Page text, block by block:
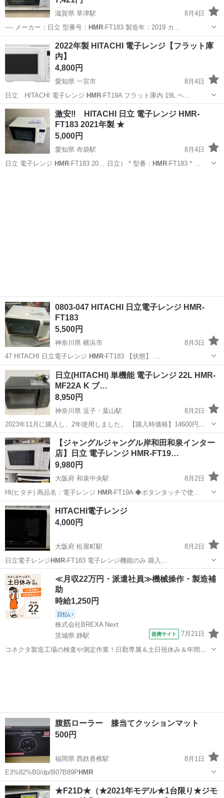
滋賀県 草津駅
8月4日
---- メーカー：日立 型番号： HMR-FT183 製造年：2019 カ…
草津駅 キッチン家電
2022年製 HITACHI 電子レンジ【フラット庫
内】
4,800円
愛知県 一宮市
8月4日
日立 HITACHI 電子レンジ HMR-FT19A フラット庫内 19L ヘ…
愛知 一宮市 キッチン家電
激安‼️ HITACHI 日立 電子レンジ HMR-
FT183 2021年製 ★
5,000円
愛知県 布袋駅
8月4日
日立 電子レンジ HMR-FT183 20… 日立） * 型番： HMR-FT183 * …
0803-047 HITACHI 日立電子レンジ HMR-
FT183
5,500円
神奈川県 横浜市
8月3日
47 HITACHI 日立電子レンジ HMR -FT183 【状態】 …
神奈川 横浜市 キッチン家電 HMR
日立(HITACHI) 単機能 電子レンジ 22L HMR-
MF22A K ブ…
8,950円
神奈川県 逗子・葉山駅
8月2日
2023年11月に購入し、2年使用しました。 【購入時価格】14600円
【傷などの状態】とくに目立った傷はありません。 【アピールポイン
ト】状態はよく、特に問題なく使えます。 【希望取引場所】逗子市
【注意点】箱はありませ...
神奈川 逗子市 逗子・葉山駅 キッチン家電
【ジャングルジャングル岸和田和泉インター
店】日立 電子レンジ HMR-FT19…
9,980円
大阪府 和泉中央駅
8月2日
HI(ヒタチ) 商品名：電子レンジ HMR -FT19A ◆ボタンタッチで使…
大阪 和泉市 和泉中央駅
HITACHI電子レンジ
4,000円
大阪府 松屋町駅
8月2日
日立電子レンジHMR-FT183 電子レンジ機能のみ 購入…
大阪 大阪市 松屋町駅 キッチン家電 HITACHI
≪月収22万円・派遣社員≫機械操作・製造補
助
時給1,250円
日払い
株式会社BREXA Next
茨城県 静駅
提携サイト 7月21日
コネクタ製造工場の検査や測定作業！日勤専属＆土日祝休み＆年間休
腹筋ローラー 膝当てクッションマット
500円
福岡県 西鉄香椎駅
8月1日
E3%82%B0/dp/B07B89P HMR
福岡 福岡市 西鉄香椎駅 フィットネス、トレーニング
★F21D★（★2021年モデル★1台限り★ジモ